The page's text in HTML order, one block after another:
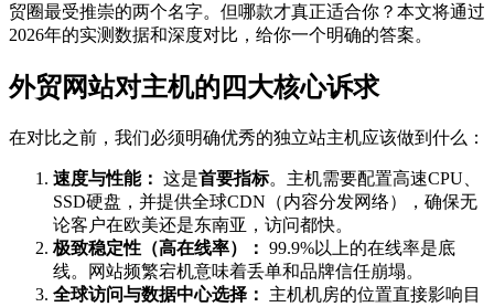
贸圈最受推崇的两个名字。但哪款才真正适合你？本文将通过
2026年的实测数据和深度对比，给你一个明确的答案。
外贸网站对主机的四大核心诉求
在对比之前，我们必须明确优秀的独立站主机应该做到什么：
速度与性能： 这是首要指标。主机需要配置高速CPU、
SSD硬盘，并提供全球CDN（内容分发网络），确保无
论客户在欧美还是东南亚，访问都快。
极致稳定性（高在线率）： 99.9%以上的在线率是底
线。网站频繁宕机意味着丢单和品牌信任崩塌。
全球访问与数据中心选择：
主机机房的位置直接影响目